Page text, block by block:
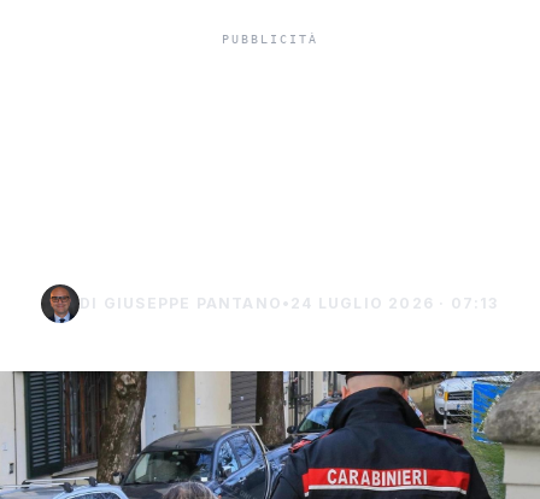
DI GIUSEPPE PANTANO • 24 LUGLIO 2026 · 07:13